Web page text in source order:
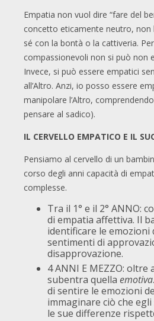
Empatia non vuol dire “fare del
concetto eticamente neutro, non
sé con la bontà o la cattiveria.
compassionevoli non si può non
Invece, si può essere empatici
all’Altro. Anzi, io posso essere
manipolare l’Altro,
pensare al sadico).
IL CERVELLO EMPATICO E IL
Pensiamo al cervello di un
corso degli anni capacità di
complesse.
Tra il 1° e il 2° ANNO:
di empatia affettiva. Il
identificare le emozioni
sentimenti di
disapprovazione.
4 ANNI E MEZZO: oltre
subentra quella emotiva
di sentire le emozioni
immaginare ciò che
le sue differenze